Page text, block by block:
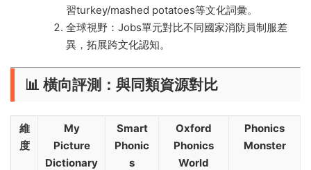
習turkey/mashed potatoes等文化詞彙。
全球視野：Jobs單元對比不同國家消防員制服差
異，拓展跨文化認知。
📊 ​ ​橫向評測：與同類資源對比​
​維
度​
​My
Picture
Dictionary​
​Smart
Phonic
s​
​Oxford
Phonics
World​
​Phonics
Monster​